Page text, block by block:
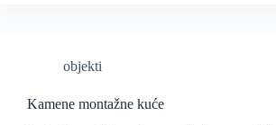
objekti
Kamene montažne kuće